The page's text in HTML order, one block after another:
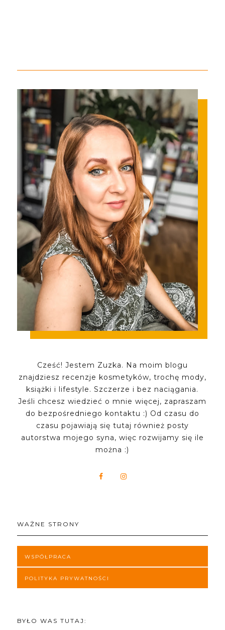
Cześć! Jestem Zuzka. Na moim blogu
znajdziesz recenzje kosmetyków, trochę mody,
książki i lifestyle. Szczerze i bez naciągania.
Jeśli chcesz wiedzieć o mnie więcej, zapraszam
do bezpośredniego kontaktu :) Od czasu do
czasu pojawiają się tutaj również posty
autorstwa mojego syna, więc rozwijamy się ile
można :)
WAŻNE STRONY
WSPÓŁPRACA
POLITYKA PRYWATNOŚCI
BYŁO WAS TUTAJ: